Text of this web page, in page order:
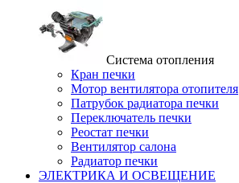
Система отопления
Кран печки
Мотор вентилятора отопителя
Патрубок радиатора печки
Переключатель печки
Реостат печки
Вентилятор салона
Радиатор печки
ЭЛЕКТРИКА И ОСВЕЩЕНИЕ